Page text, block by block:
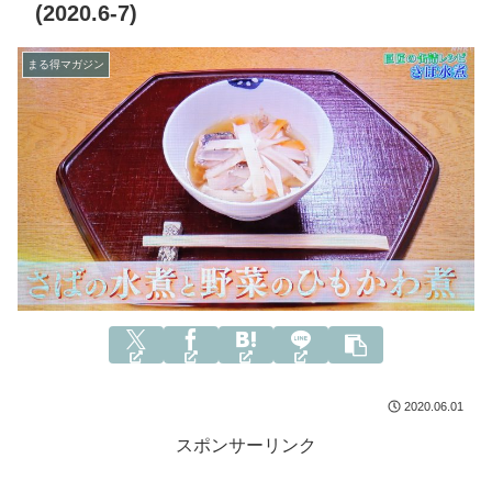
(2020.6-7)
まる得マガジン
2020.06.01
スポンサーリンク